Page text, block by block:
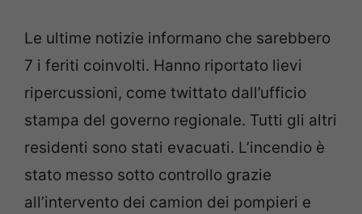
Le ultime notizie informano che sarebbero
7 i feriti coinvolti. Hanno riportato lievi
ripercussioni, come twittato dall’ufficio
stampa del governo regionale. Tutti gli altri
residenti sono stati evacuati. L’incendio è
stato messo sotto controllo grazie
all’intervento dei camion dei pompieri e